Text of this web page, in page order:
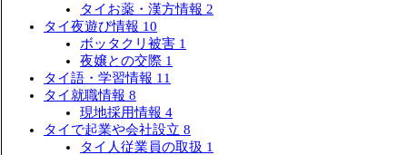
タイお薬・漢方情報 2
タイ夜遊び情報 10
ボッタクリ被害 1
夜嬢との交際 1
タイ語・学習情報 11
タイ就職情報 8
現地採用情報 4
タイで起業や会社設立 8
タイ人従業員の取扱 1